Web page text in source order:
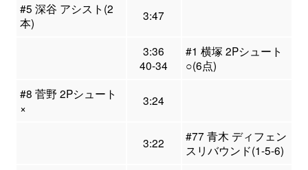
#5 深谷 アシスト(2
本)
3:47
3:36
40-34
#1 横塚 2Pシュート
○(6点)
#8 菅野 2Pシュート
×
3:24
3:22
#77 青木 ディフェン
スリバウンド(1-5-6)